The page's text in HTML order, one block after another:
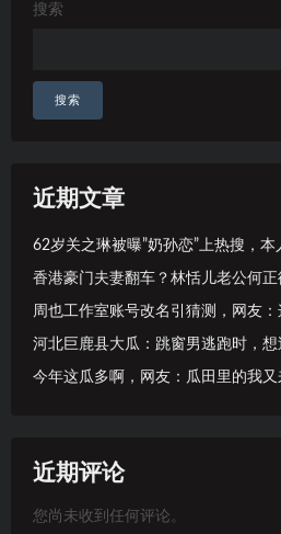
搜索
搜索
近期文章
62岁关之琳被曝”奶孙恋”上热搜，本
香港豪门夫妻翻车？林恬儿老公何
周也工作室账号改名引猜测，网友
河北巨鹿县大瓜：跳窗男逃跑时，
今年这瓜多啊，网友：瓜田里的我又
近期评论
您尚未收到任何评论。